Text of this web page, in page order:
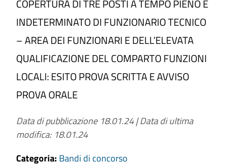
COPERTURA DI TRE POSTI A TEMPO PIENO E
INDETERMINATO DI FUNZIONARIO TECNICO
– AREA DEI FUNZIONARI E DELL’ELEVATA
QUALIFICAZIONE DEL COMPARTO FUNZIONI
LOCALI: ESITO PROVA SCRITTA E AVVISO
PROVA ORALE
Data di pubblicazione 18.01.24|Data di ultima
modifica: 18.01.24
Categoria: Bandi di concorso